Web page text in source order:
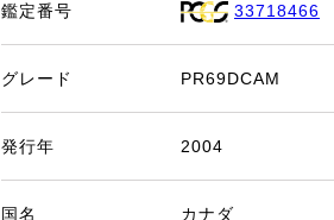
鑑定番号 33718466
グレード PR69DCAM
発行年 2004
国名 カナダ